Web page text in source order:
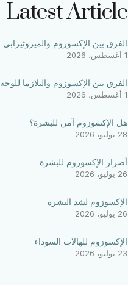
Latest Article
الفرق بين الإكسوزوم والميزوثيرابي
1 أغسطس، 2026
الفرق بين الإكسوزوم والبلازما للوجه
1 أغسطس، 2026
هل الإكسوزوم آمن للبشرة؟
28 يوليو، 2026
أضرار الإكسوزوم للبشرة
26 يوليو، 2026
الإكسوزوم لشد البشرة
26 يوليو، 2026
الإكسوزوم للهالات السوداء
23 يوليو، 2026